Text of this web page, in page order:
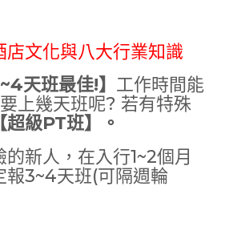
店文化與八大行業知識
天班最佳!】 工作時間能
上幾天班呢? 若有特殊
【超級PT班】。
新人，在入行1~2個月
報3~4天班(可隔週輪